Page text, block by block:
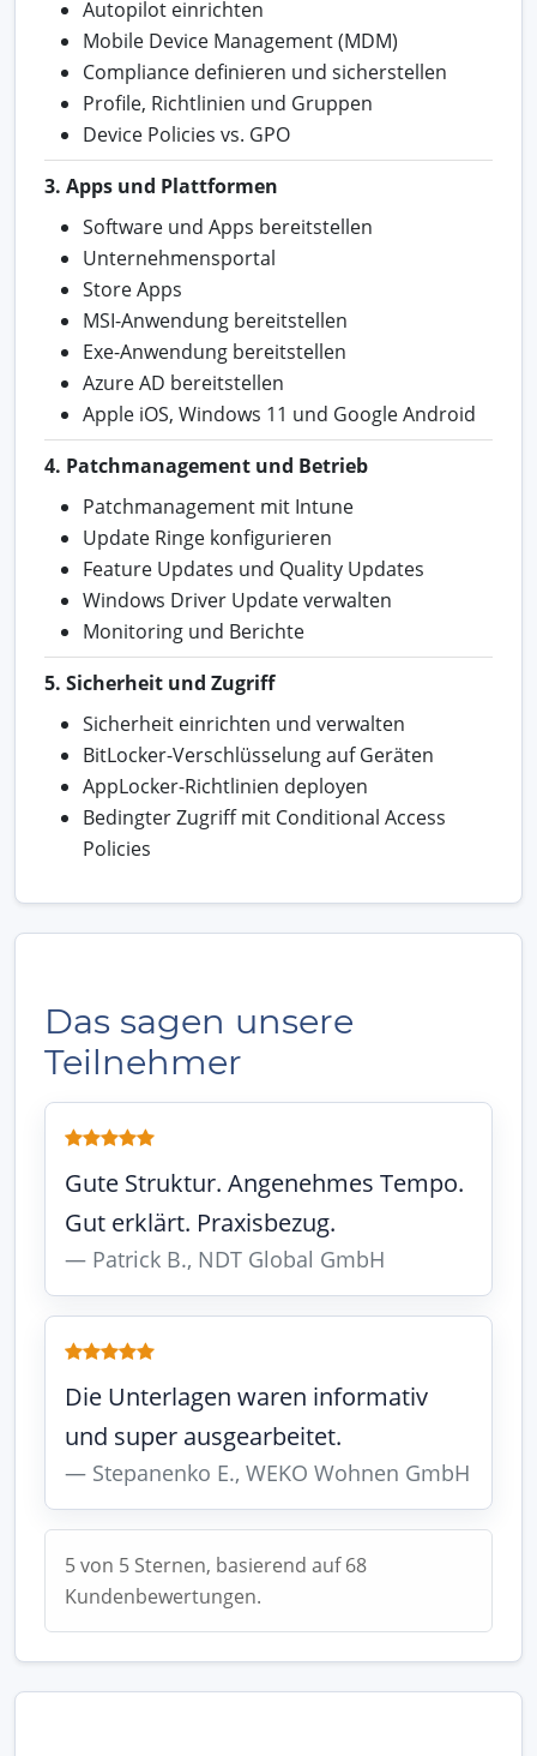
Autopilot einrichten
Mobile Device Management (MDM)
Compliance definieren und sicherstellen
Profile, Richtlinien und Gruppen
Device Policies vs. GPO
3. Apps und Plattformen
Software und Apps bereitstellen
Unternehmensportal
Store Apps
MSI-Anwendung bereitstellen
Exe-Anwendung bereitstellen
Azure AD bereitstellen
Apple iOS, Windows 11 und Google Android
4. Patchmanagement und Betrieb
Patchmanagement mit Intune
Update Ringe konfigurieren
Feature Updates und Quality Updates
Windows Driver Update verwalten
Monitoring und Berichte
5. Sicherheit und Zugriff
Sicherheit einrichten und verwalten
BitLocker-Verschlüsselung auf Geräten
AppLocker-Richtlinien deployen
Bedingter Zugriff mit Conditional Access
Policies
Das sagen unsere
Teilnehmer
Gute Struktur. Angenehmes Tempo.
Gut erklärt. Praxisbezug.
Patrick B., NDT Global GmbH
Die Unterlagen waren informativ
und super ausgearbeitet.
Stepanenko E., WEKO Wohnen GmbH
5 von 5 Sternen, basierend auf 68
Kundenbewertungen.